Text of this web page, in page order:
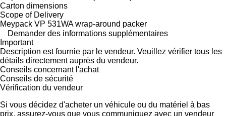
Carton dimensions
Scope of Delivery
Meypack VP 531WA wrap-around packer
Demander des informations supplémentaires
Important
Description est fournie par le vendeur. Veuillez vérifier tous les
détails directement auprès du vendeur.
Conseils concernant l'achat
Conseils de sécurité
Vérification du vendeur
Si vous décidez d'acheter un véhicule ou du matériel à bas
prix, assurez-vous que vous communiquez avec un vendeur